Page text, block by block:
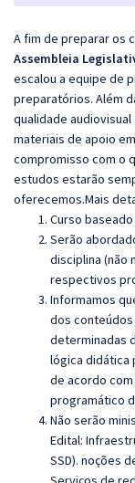
A fim de preparar os
Assembleia
escalou a equipe de
preparatórios. Além
qualidade
materiais de apoio
compromisso com o
estudos estarão
oferecemos.Mais
Curso baseado
Serão
disciplina (não
respectivos
Informamos
dos
determinadas
lógica didática
de acordo
programático
Não serão
Edital:
SSD). noções